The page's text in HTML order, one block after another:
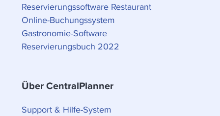
Reservierungssoftware Restaurant
Online-Buchungssystem
Gastronomie-Software
Reservierungsbuch 2022
Über CentralPlanner
Support & Hilfe-System